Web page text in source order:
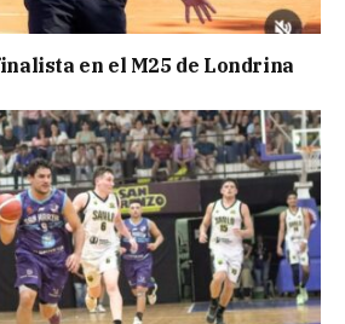
en el M25 de Londrina